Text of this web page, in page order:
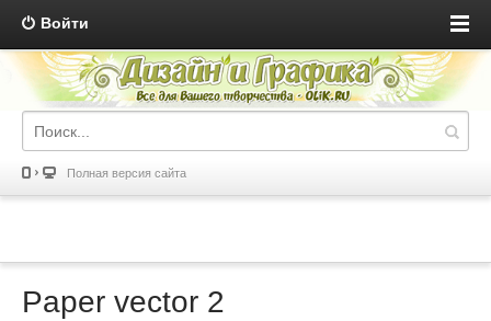
Войти
Полная версия сайта
Paper vector 2